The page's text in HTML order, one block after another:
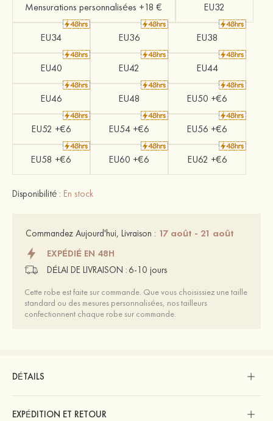
Mensurations personnalisées +18 € EU32
EU34 EU36 EU38
EU40 EU42 EU44
EU46 EU48 EU50 +€6
EU52 +€6 EU54 +€6 EU56 +€6
EU58 +€6 EU60 +€6 EU62 +€6
Disponibilité : En stock
Commandez Aujourd'hui, Livraison : 17 août - 21 août
EXPÉDIÉ EN 48H
DÉLAI DE LIVRAISON : 6-10 jours
Cette robe est faite sur commande. Que vous choisissiez une taille
standard ou des mesures personnalisées, nos tailleurs
confectionnent chaque robe sur commande.
DÉTAILS
EXPÉDITION ET RETOUR